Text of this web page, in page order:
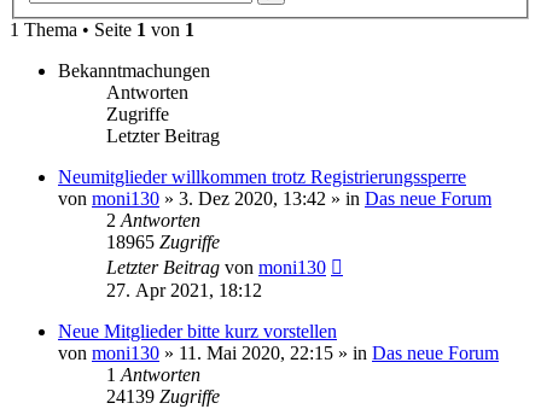
1 Thema • Seite 1 von 1
Bekanntmachungen
Antworten
Zugriffe
Letzter Beitrag
Neumitglieder willkommen trotz Registrierungssperre
von moni130 » 3. Dez 2020, 13:42 » in Das neue Forum
2 Antworten
18965 Zugriffe
Letzter Beitrag von moni130
27. Apr 2021, 18:12
Neue Mitglieder bitte kurz vorstellen
von moni130 » 11. Mai 2020, 22:15 » in Das neue Forum
1 Antworten
24139 Zugriffe